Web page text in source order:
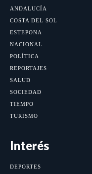
ANDALUCÍA
COSTA DEL SOL
ESTEPONA
NACIONAL
POLÍTICA
REPORTAJES
SALUD
SOCIEDAD
TIEMPO
TURISMO
Interés
DEPORTES